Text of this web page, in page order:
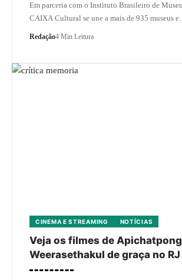
Em parceria com o Instituto Brasileiro de
CAIXA Cultural se une a mais de 935 museus
Redação4 Min Leitura
CINEMA E STREAMING NOTÍCIAS
Veja os filmes de Apichatpong
Weerasethakul de graça no RJ